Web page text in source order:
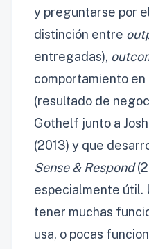
y preguntarse por
distinción entre
entregadas),
comportamiento en
(resultado de
Gothelf junto a
(2013) y que
Sense & Respond
especialmente útil.
tener muchas
usa, o pocas